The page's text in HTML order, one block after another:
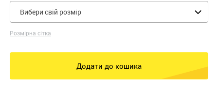
Вибери свій розмір
Розмірна сітка
Додати до кошика